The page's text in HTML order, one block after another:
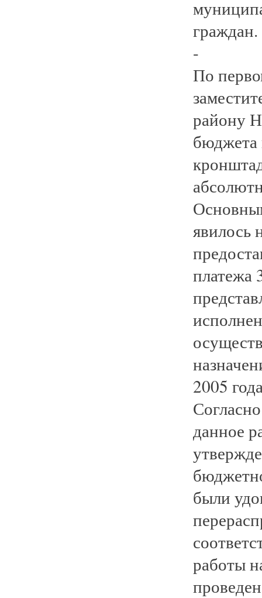
граждан.
-
По
району
бюджета
явилось
платежа
2005
данное
были
работы